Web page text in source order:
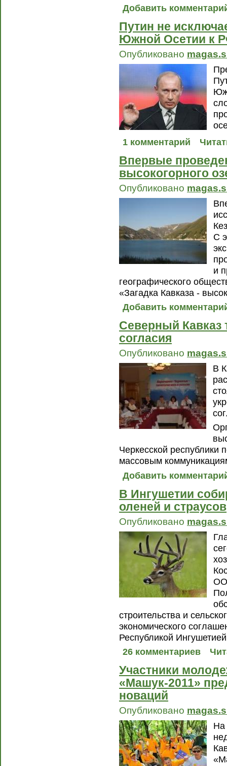
Добавить
Путин не
Южной Осетии к
Опубликовано
1 комментарий
Впервые
высокогорного
Опубликовано
С
и
географического
«Загадка Кавказа -
Добавить
Северный Кавказ
согласия
Опубликовано
В
Черкесской республики
массовым
Добавить
В Ингушетии
оленей и страусов
Опубликовано
строительства и
экономического
Республикой
26 комментариев
Участники
«Машук-2011»
новаций
Опубликовано
На